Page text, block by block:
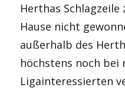
Herthas Schlagzeile
Hause nicht
außerhalb des
höchstens noch bei
Ligainteressierten